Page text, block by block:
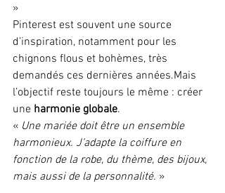
»
Pinterest est souvent une source
d’inspiration, notamment pour les
chignons flous et bohèmes, très
demandés ces dernières années.Mais
l’objectif reste toujours le même : créer
une harmonie globale.
« Une mariée doit être un ensemble
harmonieux. J’adapte la coiffure en
fonction de la robe, du thème, des bijoux,
mais aussi de la personnalité. »